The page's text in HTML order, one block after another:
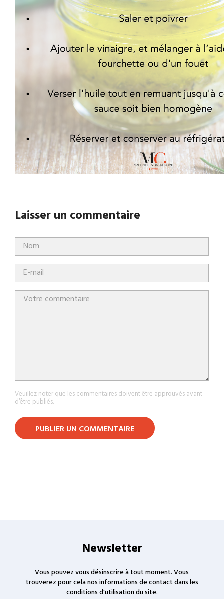
Laisser un commentaire
Veuillez noter que les commentaires doivent être approuvés avant
d’être publiés.
PUBLIER UN COMMENTAIRE
Newsletter
Vous pouvez vous désinscrire à tout moment. Vous
trouverez pour cela nos informations de contact dans les
conditions d'utilisation du site.